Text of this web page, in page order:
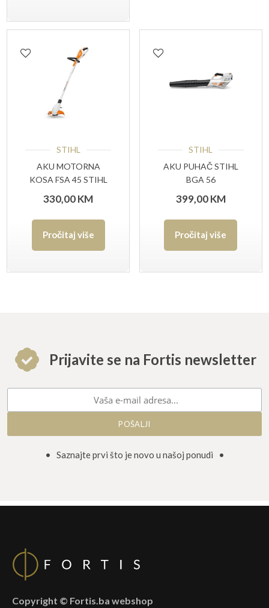
STIHL
AKU MOTORNA
KOSA FSA 45 STIHL
330,00KM
Pročitaj više
STIHL
AKU PUHAČ STIHL
BGA 56
399,00KM
Pročitaj više
Prijavite se na Fortis newsletter
• Saznajte prvi što je novo u našoj ponudi •
Copyright © Fortis.ba webshop